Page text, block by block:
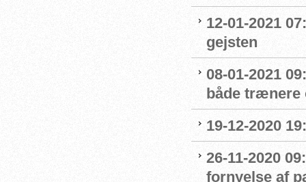
12-01-2021
gejsten
08-01-2021
både
19-12-2020
26-11-2020
fornyelse af